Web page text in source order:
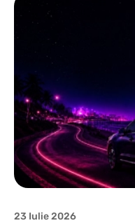
23 Iulie 2026